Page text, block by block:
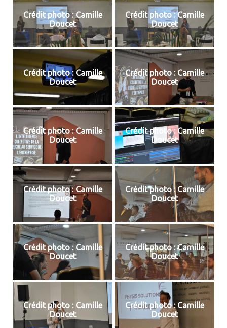
Crédit photo : Camille
Doucet
Crédit photo : Camille
Doucet
Crédit photo : Camille
Doucet
Crédit photo : Camille
Doucet
Crédit photo : Camille
Doucet
Crédit photo : Camille
Doucet
Crédit photo : Camille
Doucet
Crédit photo : Camille
Doucet
Crédit photo : Camille
Doucet
Crédit photo : Camille
Doucet
Crédit photo : Camille
Doucet
Crédit photo : Camille
Doucet